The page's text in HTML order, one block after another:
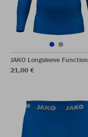
JAKO Longsleeve Function
21,00 €